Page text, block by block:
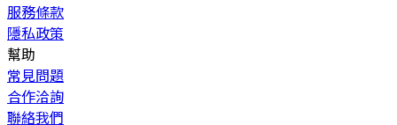
服務條款
隱私政策
幫助
常見問題
合作洽詢
聯絡我們